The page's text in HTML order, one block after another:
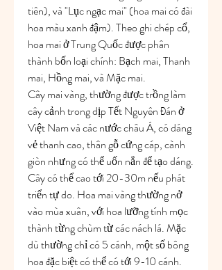
tiên), và "Lục ngạc mai" (hoa mai có đài
hoa màu xanh đậm). Theo ghi chép cổ,
hoa mai ở Trung Quốc được phân
thành bốn loại chính: Bạch mai, Thanh
mai, Hồng mai, và Mặc mai.
Cây mai vàng, thường được trồng làm
cây cảnh trong dịp Tết Nguyên Đán ở
Việt Nam và các nước châu Á, có dáng
vẻ thanh cao, thân gỗ cứng cáp, cành
giòn nhưng có thể uốn nắn để tạo dáng.
Cây có thể cao tới 20-30m nếu phát
triển tự do. Hoa mai vàng thường nở
vào mùa xuân, với hoa lưỡng tính mọc
thành từng chùm từ các nách lá. Mặc
dù thường chỉ có 5 cánh, một số bông
hoa đặc biệt có thể có tới 9-10 cánh.